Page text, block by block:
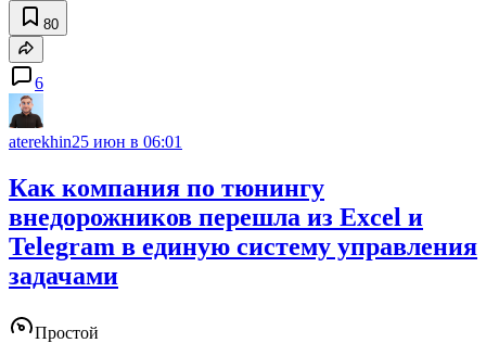
80
6
aterekhin25 июн в 06:01
Как компания по тюнингу
внедорожников перешла из Excel и
Telegram в единую систему управления
задачами
Простой